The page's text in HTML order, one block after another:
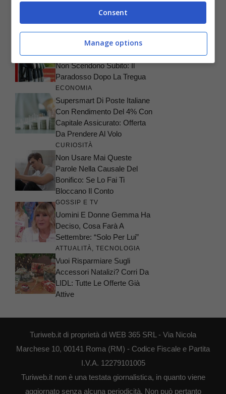
Profumi Serali E Identità
Una Fragranza Di Carattere
ATTUALITÀ
Carburanti, Perché I Prezzi
Non Scendono Subito: Il
Paradosso Dopo La Tregua
ECONOMIA
Supersmart Di Poste Italiane
Con Rendimento Del 4% Con
Capitale Assicurato: Offerta
Da Prendere Al Volo
CURIOSITÀ
Non Usare Mai Queste
Parole Nella Causale Del
Bonifico: Se Lo Fai Ti
Bloccano Il Conto
GOSSIP E TV
Uomini E Donne Gemma Ha
Deciso, Cosa Farà A
Settembre: “Solo Per Lui”
ATTUALITÀ TECNOLOGIA
Vuoi Risparmiare Sugli
Accessori Natalizi? Corri Da
LIDL: Tutte Le Offerte Già
Attive
Turiweb.it di proprietà di WEB 365 SRL - Via Nicola
Marchese 10, 00141 Roma (RM) - Codice Fiscale e Partita
I.V.A. 12279101005
Turiweb.it non è una testata giornalistica, in quanto viene
aggiornato senza alcuna periodicità. Non può pertanto
Consent
Manage options